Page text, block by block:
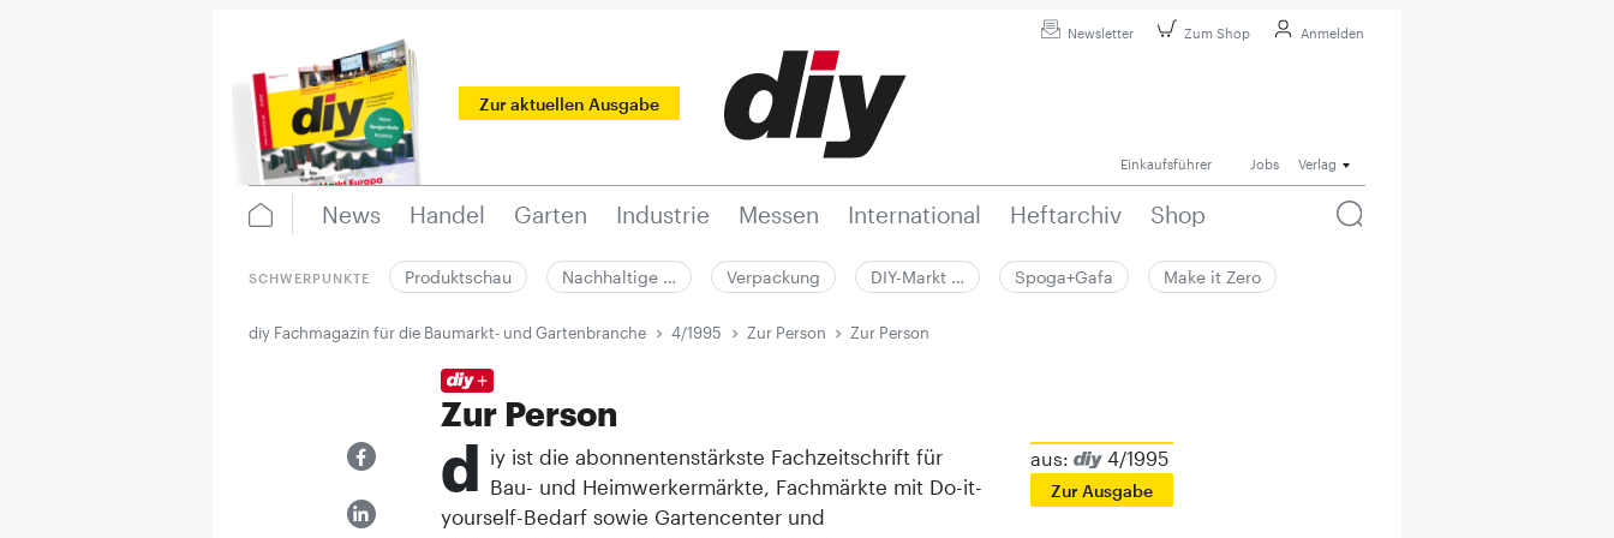
Newsletter Zum Shop Anmelden
Zur aktuellen Ausgabe
Einkaufsführer Jobs Verlag
News Handel Garten Industrie Messen International Heftarchiv Shop
SCHWERPUNKTE Produktschau Nachhaltige … Verpackung DIY-Markt … Spoga+Gafa Make it Zero
diy Fachmagazin für die Baumarkt- und Gartenbranche 4/1995 Zur Person Zur Person
Zur Person
aus: 4/1995
Zur Ausgabe
d iy ist die abonnentenstärkste Fachzeitschrift für
Bau- und Heimwerkermärkte, Fachmärkte mit Do-it-
yourself-Bedarf sowie Gartencenter und